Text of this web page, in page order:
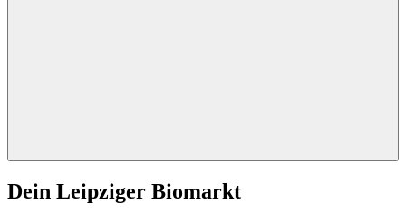
Dein Leipziger Biomarkt